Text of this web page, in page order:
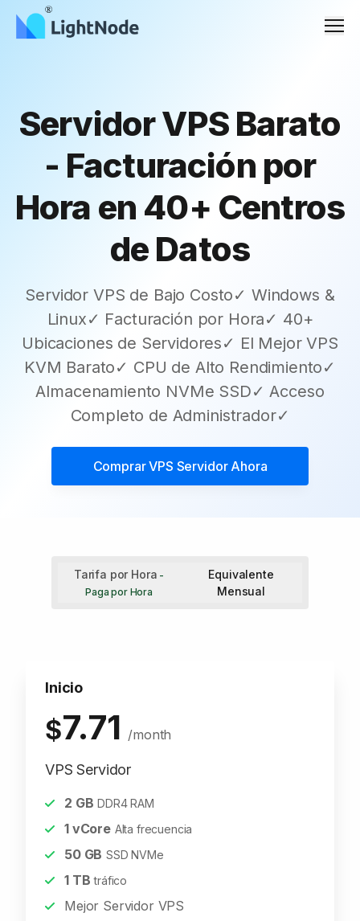
Servidor VPS Barato
- Facturación por
Hora en 40+ Centros
de Datos
Servidor VPS de Bajo Costo✓ Windows &
Linux✓ Facturación por Hora✓ 40+
Ubicaciones de Servidores✓ El Mejor VPS
KVM Barato✓ CPU de Alto Rendimiento✓
Almacenamiento NVMe SSD✓ Acceso
Completo de Administrador✓
ComprarVPS ServidorAhora
Tarifa por Hora -
Paga por Hora
Equivalente
Mensual
Inicio
$7.71 /month
VPS Servidor
2 GB DDR4 RAM
1vCore Alta frecuencia
50GB SSD NVMe
1TB tráfico
Mejor Servidor VPS